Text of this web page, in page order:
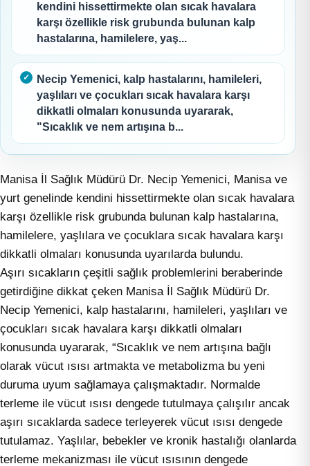
kendini hissettirmekte olan sıcak havalara
karşı özellikle risk grubunda bulunan kalp
hastalarına, hamilelere, yaş...
Necip Yemenici, kalp hastalarını, hamileleri,
yaşlıları ve çocukları sıcak havalara karşı
dikkatli olmaları konusunda uyararak,
"Sıcaklık ve nem artışına b...
Manisa İl Sağlık Müdürü Dr. Necip Yemenici, Manisa ve
yurt genelinde kendini hissettirmekte olan sıcak havalara
karşı özellikle risk grubunda bulunan kalp hastalarına,
hamilelere, yaşlılara ve çocuklara sıcak havalara karşı
dikkatli olmaları konusunda uyarılarda bulundu.
Aşırı sıcakların çeşitli sağlık problemlerini beraberinde
getirdiğine dikkat çeken Manisa İl Sağlık Müdürü Dr.
Necip Yemenici, kalp hastalarını, hamileleri, yaşlıları ve
çocukları sıcak havalara karşı dikkatli olmaları
konusunda uyararak, “Sıcaklık ve nem artışına bağlı
olarak vücut ısısı artmakta ve metabolizma bu yeni
duruma uyum sağlamaya çalışmaktadır. Normalde
terleme ile vücut ısısı dengede tutulmaya çalışılır ancak
aşırı sıcaklarda sadece terleyerek vücut ısısı dengede
tutulamaz. Yaşlılar, bebekler ve kronik hastalığı olanlarda
terleme mekanizması ile vücut ısısının dengede